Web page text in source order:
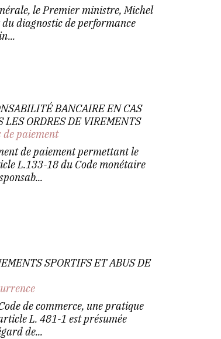
le Premier ministre, Michel
diagnostic de performance
BANCAIRE EN CAS
LES ORDRES DE VIREMENTS
de paiement
de paiement permettant le
L.133-18 du Code monétaire
SPORTIFS ET ABUS DE
de commerce, une pratique
L. 481-1 est présumée
de...